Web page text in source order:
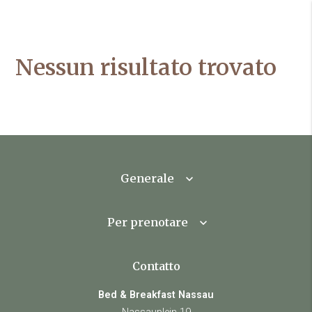
Nessun risultato trovato
Generale
Per prenotare
Contatto
Bed & Breakfast Nassau